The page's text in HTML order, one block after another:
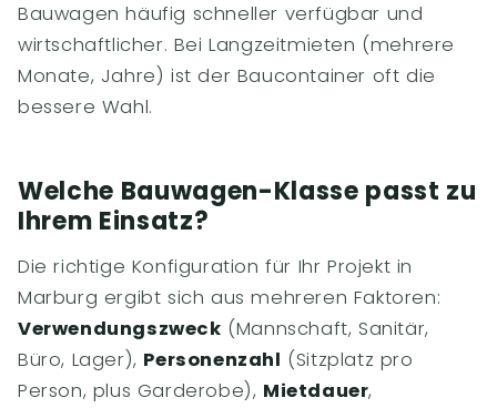
Bauwagen häufig schneller verfügbar und
wirtschaftlicher. Bei Langzeitmieten (mehrere
Monate, Jahre) ist der Baucontainer oft die
bessere Wahl.
Welche Bauwagen-Klasse passt zu
Ihrem Einsatz?
Die richtige Konfiguration für Ihr Projekt in
Marburg ergibt sich aus mehreren Faktoren:
Verwendungszweck (Mannschaft, Sanitär,
Büro, Lager), Personenzahl (Sitzplatz pro
Person, plus Garderobe), Mietdauer,